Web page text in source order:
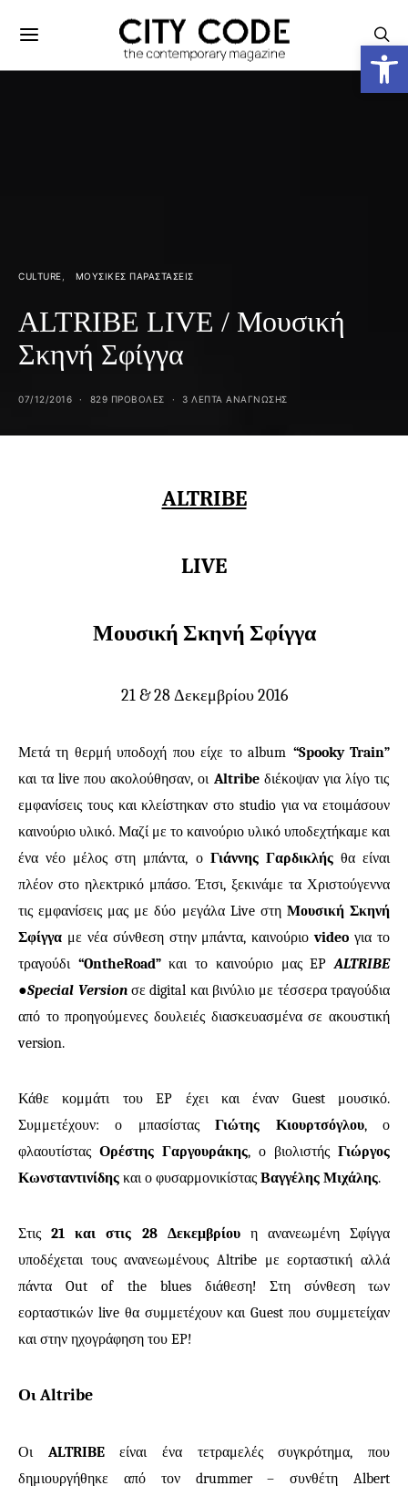
CULTURE ΜΟΥΣΙΚΈΣ ΠΑΡΑΣΤΆΣΕΙΣ
ALTRIBE LIVE / Μουσική
Σκηνή Σφίγγα
07/12/2016 829 ΠΡΟΒΟΛΕΣ 3 ΛΕΠΤΑ ΑΝΆΓΝΩΣΗΣ
ALTRIBE
LIVE
Μουσική Σκηνή Σφίγγα
21 & 28 Δεκεμβρίου 2016
Μετά τη θερμή υποδοχή που είχε τοalbum “Spooky Train”
και ταlive που ακολούθησαν, οι Altribe διέκοψαν για λίγο τις
εμφανίσεις τους και κλείστηκαν στο studioγια να ετοιμάσουν
καινούριο υλικό. Μαζί με το καινούριο υλικό υποδεχτήκαμε και
ένα νέο μέλος στη μπάντα, ο Γιάννης Γαρδικλήςθα είναι
πλέον στο ηλεκτρικό μπάσο. Έτσι, ξεκινάμε τα Χριστούγεννα
τις εμφανίσεις μας με δύο μεγάλα Liveστη Μουσική Σκηνή
Σφίγγα με νέα σύνθεση στην μπάντα, καινούριοvideo για το
τραγούδι “OntheRoad”και το καινούριο μαςEPALTRIBE
●Special Versionσεdigital και βινύλιο με τέσσερα τραγούδια
από το προηγούμενες δουλειές διασκευασμένα σε ακουστική
version.
Κάθε κομμάτι τουEP έχει και έναν Guest μουσικό.
Συμμετέχουν: ο μπασίσταςΓιώτης Κιουρτσόγλου, ο
φλαουτίστας Ορέστης Γαργουράκης, ο βιολιστής Γιώργος
Κωνσταντινίδης και ο φυσαρμονικίστας Βαγγέλης Μιχάλης.
Στις21 και στις 28 Δεκεμβρίουη ανανεωμένη Σφίγγα
υποδέχεται τους ανανεωμένους Altribe με εορταστική αλλά
πάντα Out of the blues διάθεση! Στη σύνθεση των
εορταστικών liveθα συμμετέχουν καιGuestπου συμμετείχαν
και στην ηχογράφηση του EP!
ΟιAltribe
Οι ALTRIBEείναι ένα τετραμελές συγκρότημα, που
δημιουργήθηκε από τον drummer– συνθέτη Albert